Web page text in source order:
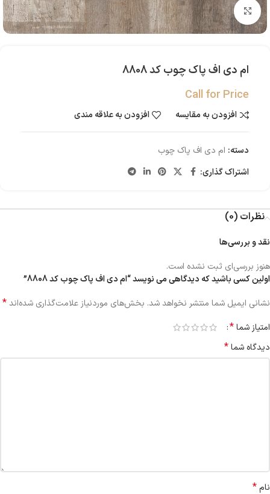
بزرگنمایی تصویر
ام دی اف پاک چوب کد 8808
Call for Price
افزودن به مقایسه افزودن به علاقه مندی
دسته: ام دی اف پاک چوب
اشتراک گذاری:
نظرات (0)
نقد و بررسی‌ها
هنوز بررسی‌ای ثبت نشده است.
اولین کسی باشید که دیدگاهی می نویسد “ام دی اف پاک چوب کد 8808”
نشانی ایمیل شما منتشر نخواهد شد. بخش‌های موردنیاز علامت‌گذاری شده‌اند*
امتیاز شما*
دیدگاه شما*
نام*